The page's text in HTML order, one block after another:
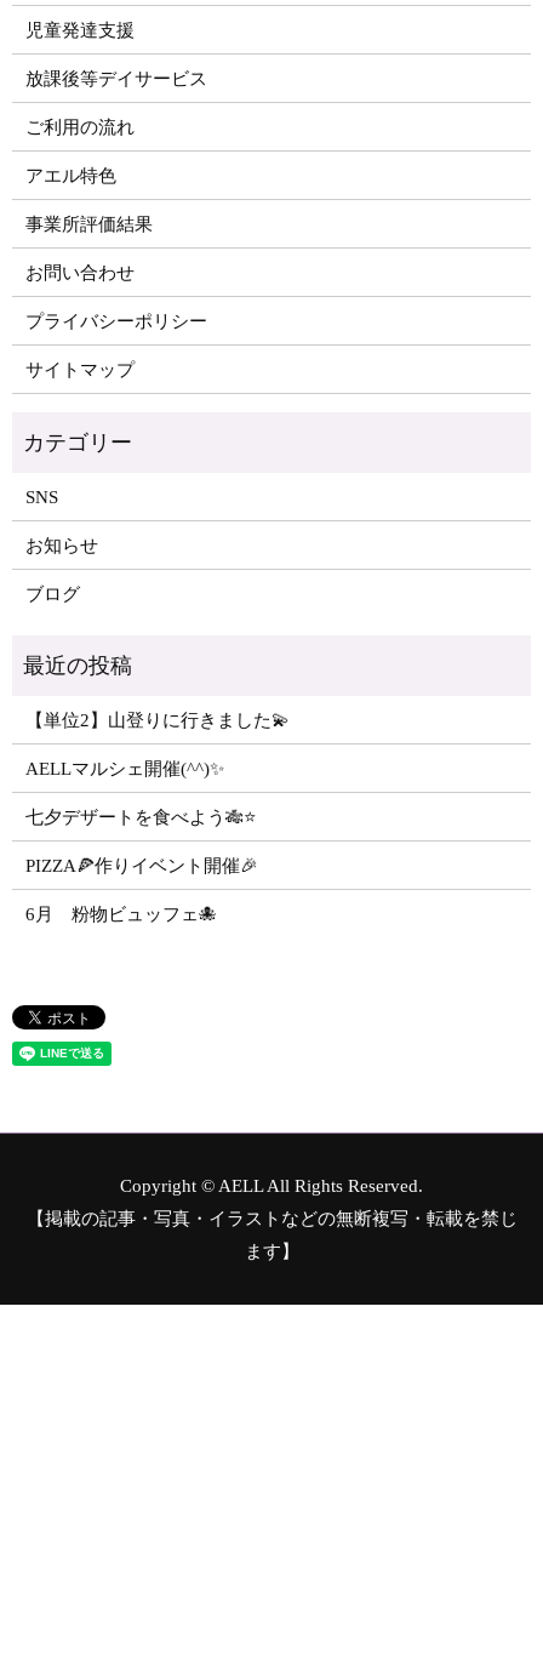
児童発達支援
放課後等デイサービス
ご利用の流れ
アエル特色
事業所評価結果
お問い合わせ
プライバシーポリシー
サイトマップ
SNS
お知らせ
ブログ
【単位2】山登りに行きました💫
AELLマルシェ開催(^^)✨
七夕デザートを食べよう🎋⭐️
PIZZA🍕作りイベント開催🎉
6月 粉物ビュッフェ🐙
Copyright © AELL All Rights Reserved.
【掲載の記事・写真・イラストなどの無断複写・転載を禁じ
ます】